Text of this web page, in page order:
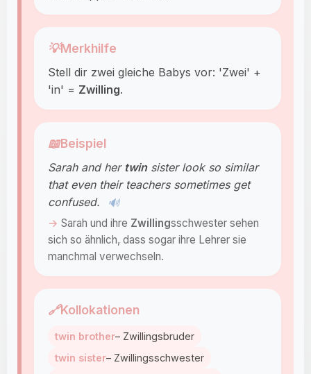
💡Merkhilfe
Stell dir zwei gleiche Babys vor: 'Zwei' +
'in' = Zwilling.
📖Beispiel
Sarah and her twinsister look so similar
that even their teachers sometimes get
confused.
🔊
Sarah und ihre Zwillingsschwester sehen
sich so ähnlich, dass sogar ihre Lehrer sie
manchmal verwechseln.
🔗Kollokationen
twin brother– Zwillingsbruder
twin sister– Zwillingsschwester